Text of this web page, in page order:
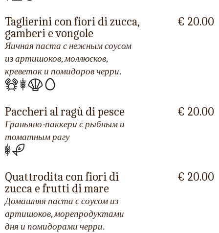
Taglierini con fiori di zucca,
gamberi e vongole
Яичная паста с нежным соусом
из артишоков, моллюсков,
креветок и помидоров черри.
€ 20.00
Paccheri al ragù di pesce
Граньяно-паккери с рыбным и
томатным рагу
€ 20.00
Quattrodita con fiori di
zucca e frutti di mare
Домашняя паста с соусом из
артишоков, морепродуктами
дня и помидорами черри.
€ 20.00